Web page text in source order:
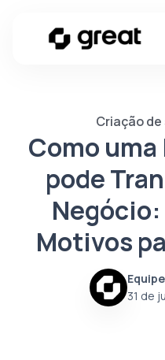
Criação
Como
pode
Motivos
31 de